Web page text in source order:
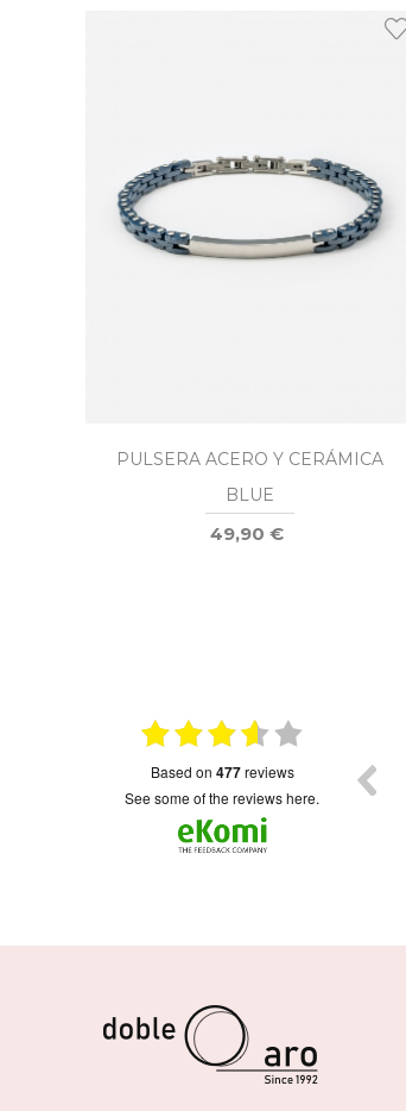
PULSERA ACERO Y CERÁMICA
BLUE
49,90 €
based on 477reviews
see some of the reviews here.